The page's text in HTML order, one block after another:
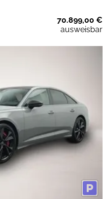
70.899,00 €
ausweisbar